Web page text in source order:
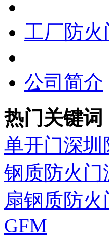
工厂防火
公司简介
热门关键词
单开门深圳
钢质防火门
扇钢质防火
GFM